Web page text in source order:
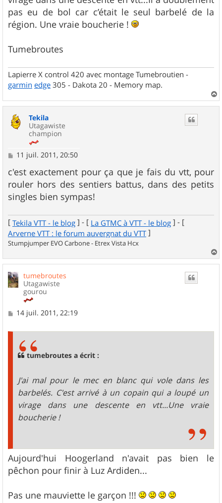
pas eu de bol car c’était le seul barbelé de la
région. Une vraie boucherie !
Tumebroutes
Lapierre X control 420 avec montage Tumebroutien -
garmin edge 305 - Dakota 20 - Memory map.
a
Tekila
Utagawiste
champion
M
s
s
a
g
e
11 juil. 2011, 20:50
c'est exactement pour ça que je fais du vtt, pour
rouler hors des sentiers battus, dans des petits
singles bien sympas!
[ Tekila VTT - le blog ] - [ La GTMC à VTT - le blog ] - [
Arverne VTT : le forum auvergnat du VTT ]
Stumpjumper EVO Carbone - Etrex Vista Hcx
a
tumebroutes
Utagawiste
gourou
M14 juil. 2011, 22:19
tumebroutes a écrit :
J'ai mal pour le mec en blanc qui vole dans les
barbelés. C'est arrivé à un copain qui a loupé un
virage dans une descente en vtt...Une vraie
boucherie !
Aujourd'hui Hoogerland n'avait pas bien le
pêchon pour finir à Luz Ardiden...
Pas une mauviette le garçon !!!